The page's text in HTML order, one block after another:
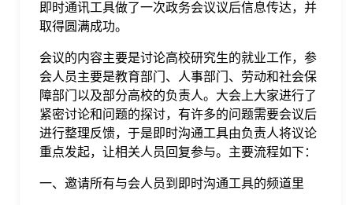
常
见
即时通讯工具做了一次政务会议议后信息传达，并
取得圆满成功。
会议的内容主要是讨论高校研究生的就业工作，参
会人员主要是教育部门、人事部门、劳动和社会保
障部门以及部分高校的负责人。大会上大家进行了
紧密讨论和问题的探讨，有许多的问题需要会议后
进行整理反馈，于是即时沟通工具由负责人将议论
重点发起，让相关人员回复参与。主要流程如下：
一、邀请所有与会人员到即时沟通工具的频道里